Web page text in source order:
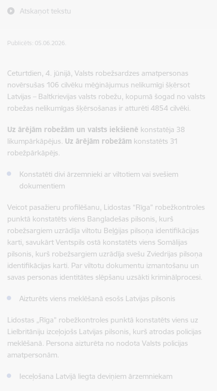
Atskaņot tekstu
Publicēts: 05.06.2026.
Ceturtdien, 4. jūnijā, Valsts robežsardzes amatpersonas
novērsušas 106 cilvēku mēģinājumus nelikumīgi šķērsot
Latvijas – Baltkrievijas valsts robežu, kopumā šogad no valsts
robežas nelikumīgas šķērsošanas ir atturēti 4854 cilvēki.
Uz ārējām robežām un valsts iekšienē konstatēja 38
likumpārkāpējus. Uz ārējām robežām konstatēts 31
robežpārkāpējs.
Konstatēti divi ārzemnieki ar viltotiem vai svešiem
dokumentiem
Veicot pasažieru profilēšanu, Lidostas “Rīga” robežkontroles
punktā konstatēts viens Bangladešas pilsonis, kurš
robežsargiem uzrādīja viltotu Beļģijas pilsoņa identifikācijas
karti, savukārt Ventspils ostā konstatēts viens Somālijas
pilsonis, kurš robežsargiem uzrādīja svešu Zviedrijas pilsoņa
identifikācijas karti. Par viltotu dokumentu izmantošanu un
savas personas identitātes slēpšanu uzsākti kriminālprocesi.
Aizturēts viens meklēšanā esošs Latvijas pilsonis
Lidostas „Rīga” robežkontroles punktā konstatēts viens uz
Lielbritāniju izceļojošs Latvijas pilsonis, kurš atrodas policijas
meklēšanā. Persona aizturēta no nodota Valsts policijas
amatpersonām.
Ieceļošana Latvijā liegta deviņiem ārzemniekam